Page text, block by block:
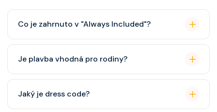
Co je zahrnuto v "Always Included"?
balíček), základní Wi-Fi.
Je plavba vhodná pro rodiny?
cestovatele, ale děti jsou vítány. K dispozici je dětský
klub (od 3 let).
Jaký je dress code?